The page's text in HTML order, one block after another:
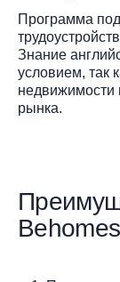
Программа
Знание
условием, так
недвижимости
рынка.